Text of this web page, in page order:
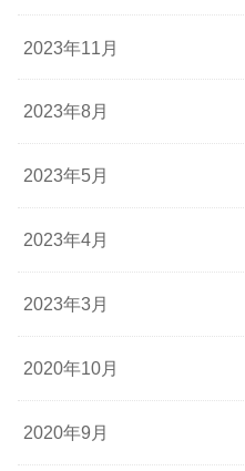
2023年11月
2023年8月
2023年5月
2023年4月
2023年3月
2020年10月
2020年9月